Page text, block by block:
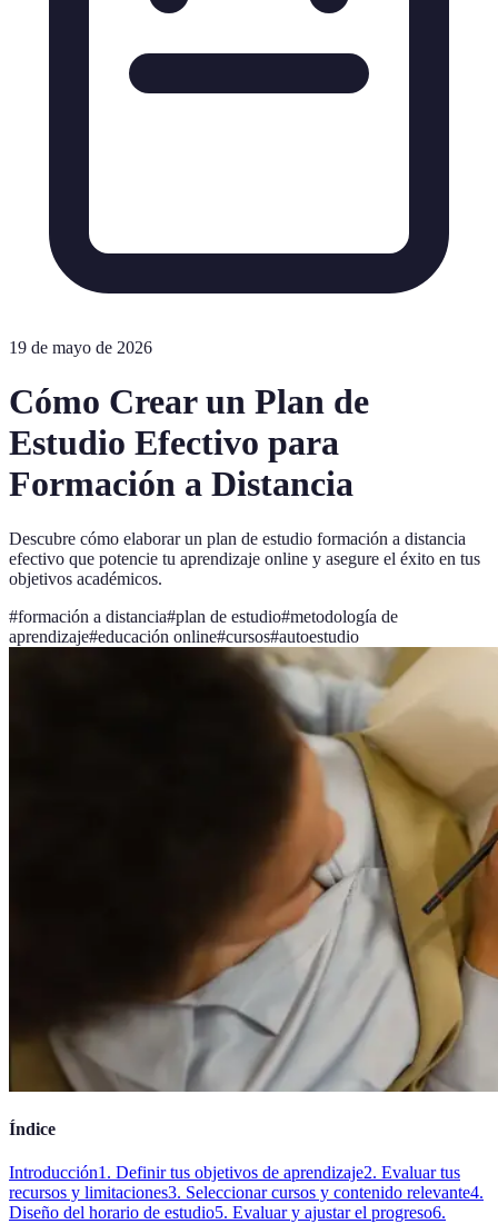
19 de mayo de 2026
Cómo Crear un Plan de
Estudio Efectivo para
Formación a Distancia
Descubre cómo elaborar un plan de estudio formación a distancia
efectivo que potencie tu aprendizaje online y asegure el éxito en tus
objetivos académicos.
#formación a distancia#plan de estudio#metodología de
aprendizaje#educación online#cursos#autoestudio
Índice
Introducción1. Definir tus objetivos de aprendizaje2. Evaluar tus
recursos y limitaciones3. Seleccionar cursos y contenido relevante4.
Diseño del horario de estudio5. Evaluar y ajustar el progreso6.